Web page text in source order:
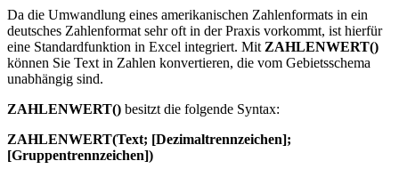
Da die Umwandlung eines amerikanischen Zahlenformats in ein
deutsches Zahlenformat sehr oft in der Praxis vorkommt, ist hierfür
eine Standardfunktion in Excel integriert. Mit ZAHLENWERT()
können Sie Text in Zahlen konvertieren, die vom Gebietsschema
unabhängig sind.
ZAHLENWERT() besitzt die folgende Syntax:
ZAHLENWERT(Text; [Dezimaltrennzeichen];
[Gruppentrennzeichen])